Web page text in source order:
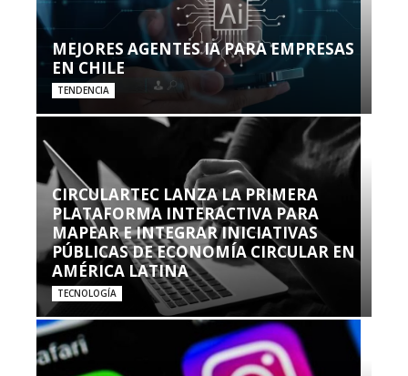
MEJORES AGENTES IA PARA EMPRESAS
EN CHILE
TENDENCIA
CIRCULARTEC LANZA LA PRIMERA
PLATAFORMA INTERACTIVA PARA
MAPEAR E INTEGRAR INICIATIVAS
PÚBLICAS DE ECONOMÍA CIRCULAR EN
AMÉRICA LATINA
TECNOLOGÍA